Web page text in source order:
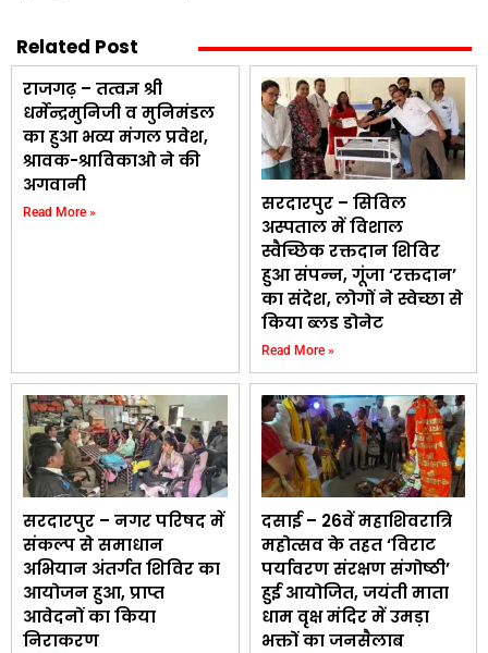
Related Post
राजगढ़ – तत्वज्ञ श्री
धर्मेन्द्रमुनिजी व मुनिमंडल
का हुआ भव्य मंगल प्रवेश,
श्रावक-श्राविकाओ ने की
अगवानी
Read More »
सरदारपुर – सिविल
अस्पताल में विशाल
स्वैच्छिक रक्तदान शिविर
हुआ संपन्न, गूंजा ‘रक्तदान’
का संदेश, लोगों ने स्वेच्छा से
किया ब्लड डोनेट
Read More »
सरदारपुर – नगर परिषद में
संकल्प से समाधान
अभियान अंतर्गत शिविर का
आयोजन हुआ, प्राप्त
आवेदनों का किया
निराकरण
दसाई – 26वें महाशिवरात्रि
महोत्सव के तहत ‘विराट
पर्यावरण संरक्षण संगोष्ठी’
हुई आयोजित, जयंती माता
धाम वृक्ष मंदिर में उमड़ा
भक्तों का जनसैलाब